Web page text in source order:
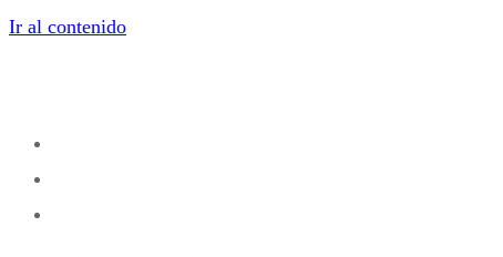
Ir al contenido